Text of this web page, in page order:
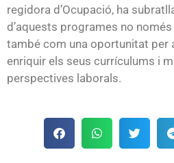
regidora d’Ocupació, ha
d’aquests programes no només
també com una oportunitat per
enriquir els seus currículums i
perspectives laborals.